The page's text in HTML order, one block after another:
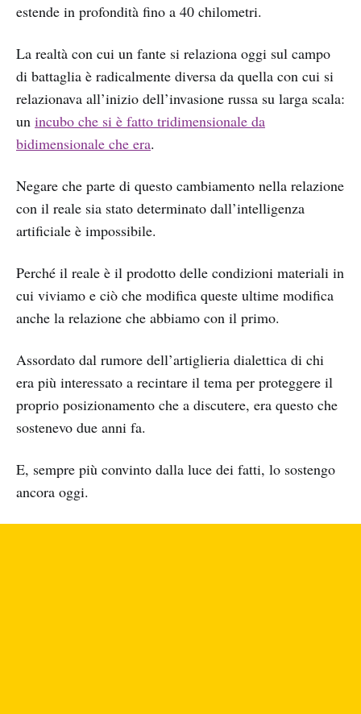
estende in profondità fino a 40 chilometri.
La realtà con cui un fante si relaziona oggi sul campo
di battaglia è radicalmente diversa da quella con cui si
relazionava all’inizio dell’invasione russa su larga scala:
un incubo che si è fatto tridimensionale da
bidimensionale che era.
Negare che parte di questo cambiamento nella relazione
con il reale sia stato determinato dall’intelligenza
artificiale è impossibile.
Perché il reale è il prodotto delle condizioni materiali in
cui viviamo e ciò che modifica queste ultime modifica
anche la relazione che abbiamo con il primo.
Assordato dal rumore dell’artiglieria dialettica di chi
era più interessato a recintare il tema per proteggere il
proprio posizionamento che a discutere, era questo che
sostenevo due anni fa.
E, sempre più convinto dalla luce dei fatti, lo sostengo
ancora oggi.